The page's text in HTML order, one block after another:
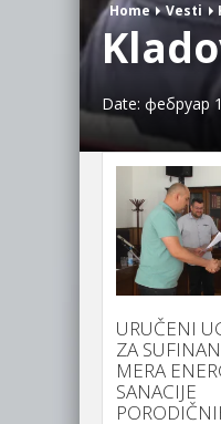
Home Vesti
Date: фебруар
URUČENI
ZA
MERA
SANACIJE